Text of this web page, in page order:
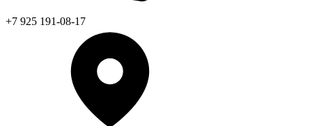
+7 925 191-08-17